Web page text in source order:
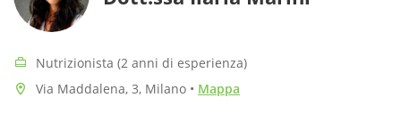
Nutrizionista (2 anni di esperienza)
Via Maddalena, 3, Milano • Mappa